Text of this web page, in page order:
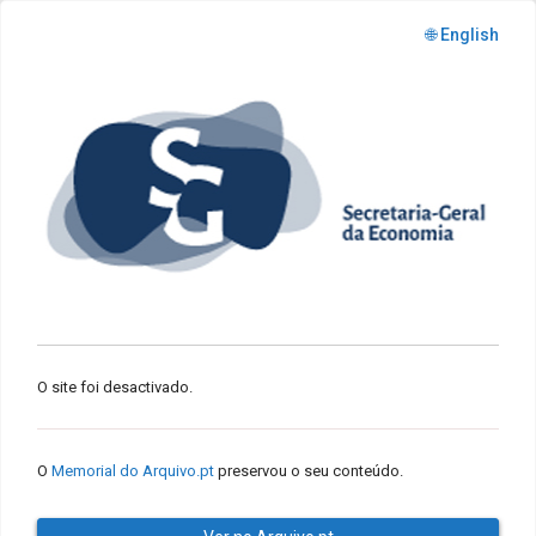
🌐 English
O site foi desactivado.
O Memorial do Arquivo.pt preservou o seu conteúdo.